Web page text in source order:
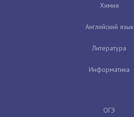
Химия
Английский язык
Литература
Информатика
ОГЭ